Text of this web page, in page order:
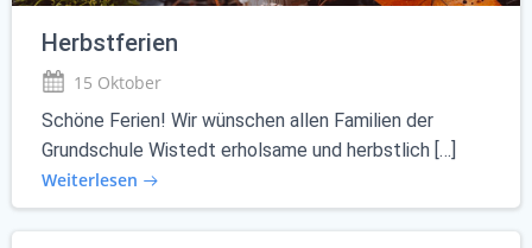
Herbstferien
15 Oktober
Schöne Ferien! Wir wünschen allen Familien der
Grundschule Wistedt erholsame und herbstlich […]
Weiterlesen